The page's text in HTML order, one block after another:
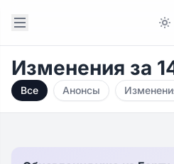
Open sidebar
Изменения за
Все Анонсы